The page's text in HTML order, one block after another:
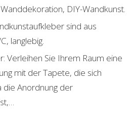
DIY-Wandkunst.
sind aus
langlebig.
Verleihen Sie Ihrem Raum eine
mit der Tapete, die sich
die Anordnung der